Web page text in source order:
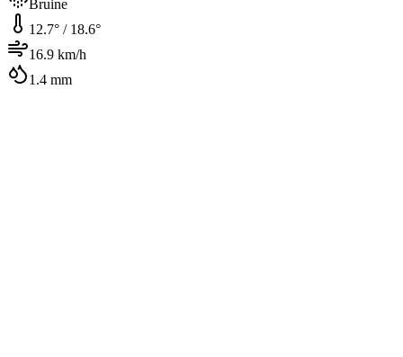
Bruine
12.7° / 18.6°
16.9 km/h
1.4 mm